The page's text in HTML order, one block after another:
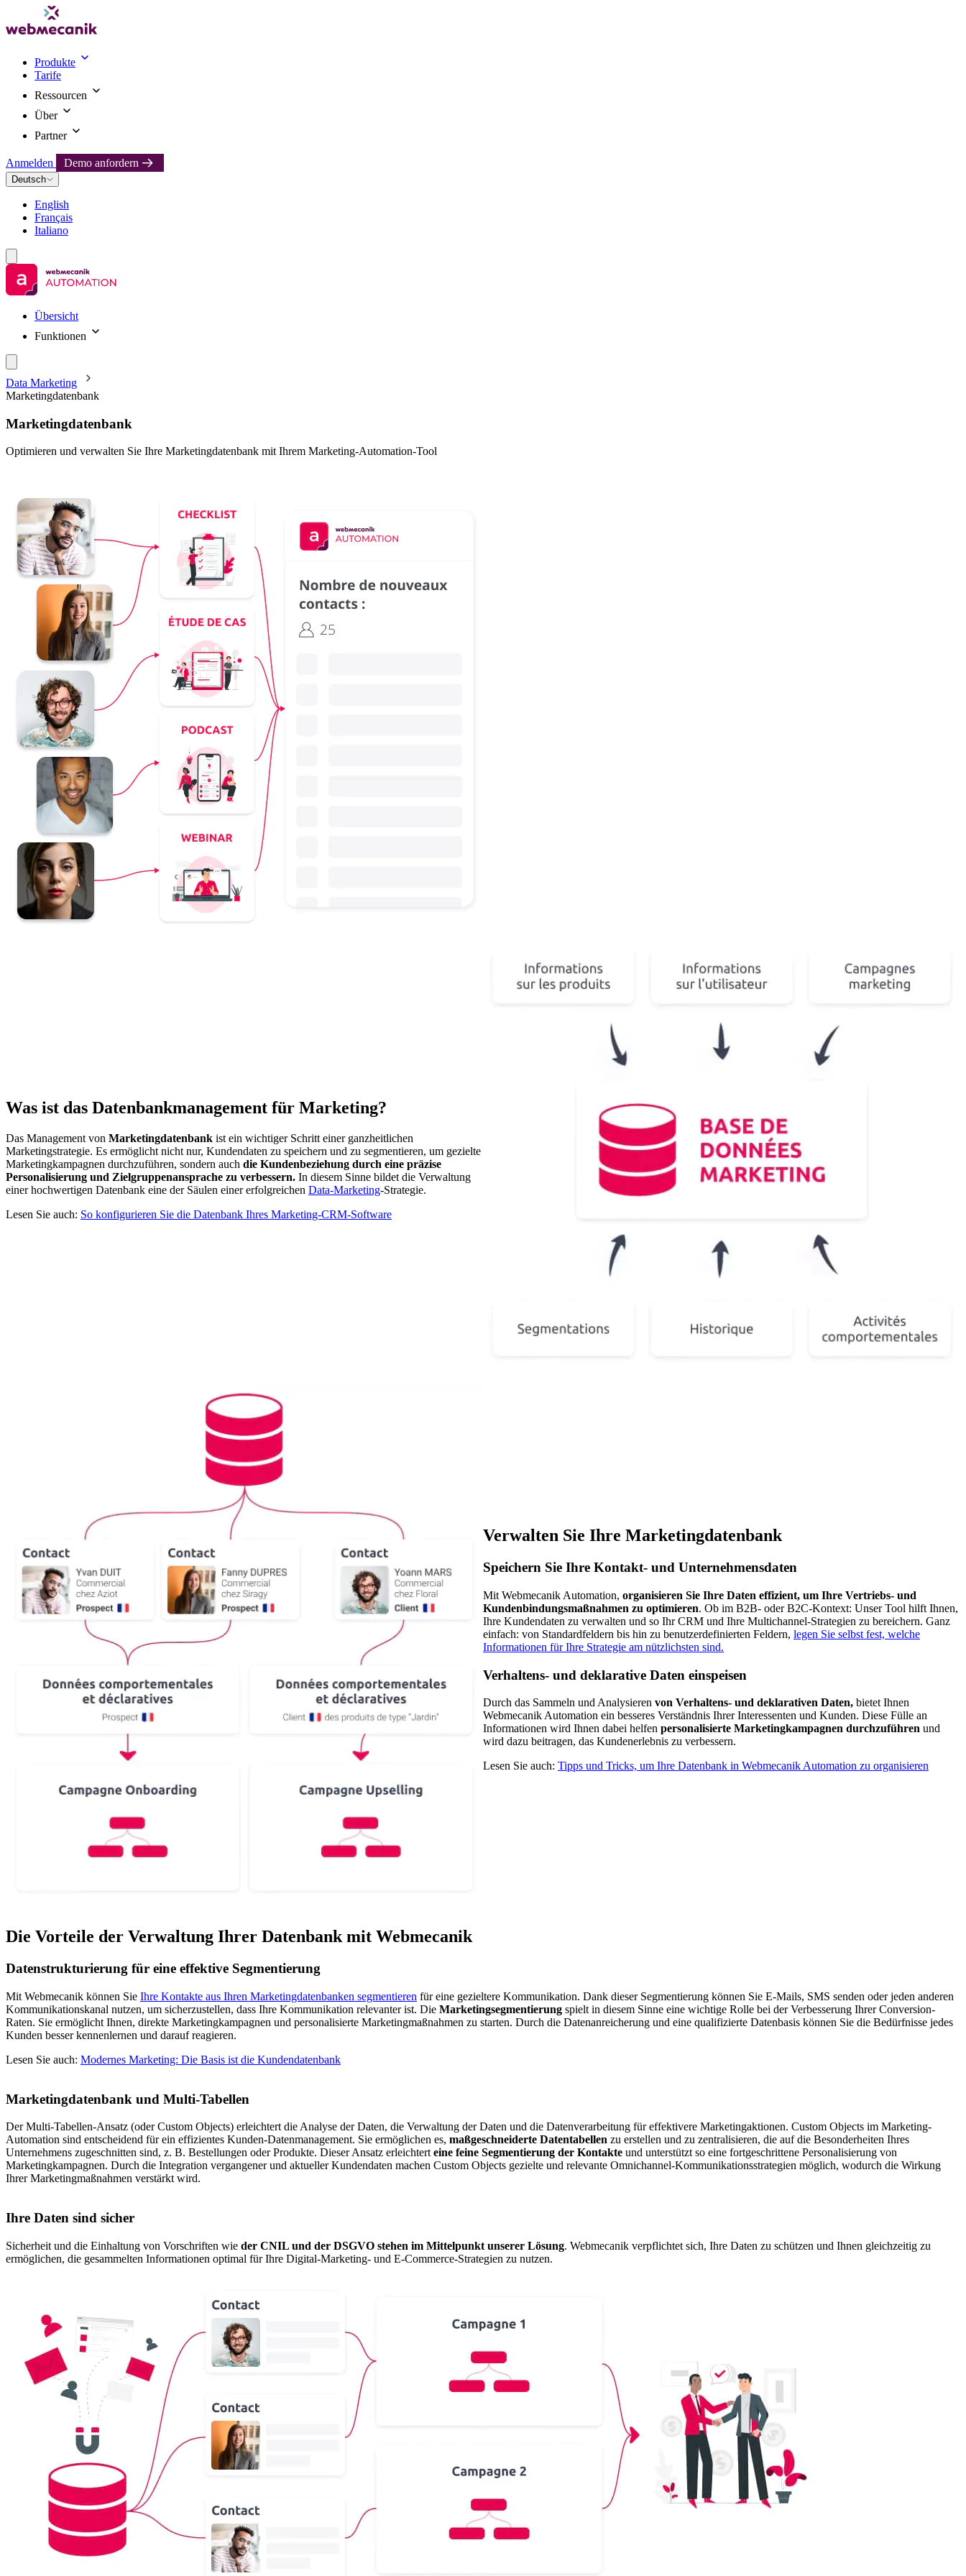
Produkte
Tarife
Ressourcen
Über
Partner
Anmelden Demo anfordern
Deutsch
English
Français
Italiano
Übersicht
Funktionen
Data Marketing
Marketingdatenbank
Marketingdatenbank
Optimieren und verwalten Sie Ihre Marketingdatenbank mit Ihrem Marketing-Automation-Tool
Was ist das Datenbankmanagement für Marketing?
Das Management von Marketingdatenbank ist ein wichtiger Schritt einer ganzheitlichen
Marketingstrategie. Es ermöglicht nicht nur, Kundendaten zu speichern und zu segmentieren, um gezielte
Marketingkampagnen durchzuführen, sondern auch die Kundenbeziehung durch eine präzise
Personalisierung und Zielgruppenansprache zu verbessern. In diesem Sinne bildet die Verwaltung
einer hochwertigen Datenbank eine der Säulen einer erfolgreichen Data-Marketing-Strategie.
Lesen Sie auch: So konfigurieren Sie die Datenbank Ihres Marketing-CRM-Software
Verwalten Sie Ihre Marketingdatenbank
Speichern Sie Ihre Kontakt- und Unternehmensdaten
Mit Webmecanik Automation, organisieren Sie Ihre Daten effizient, um Ihre Vertriebs- und
Kundenbindungsmaßnahmen zu optimieren. Ob im B2B- oder B2C-Kontext: Unser Tool hilft Ihnen,
Ihre Kundendaten zu verwalten und so Ihr CRM und Ihre Multichannel-Strategien zu bereichern. Ganz
einfach: von Standardfeldern bis hin zu benutzerdefinierten Feldern, legen Sie selbst fest, welche
Informationen für Ihre Strategie am nützlichsten sind.
Verhaltens- und deklarative Daten einspeisen
Durch das Sammeln und Analysieren von Verhaltens- und deklarativen Daten, bietet Ihnen
Webmecanik Automation ein besseres Verständnis Ihrer Interessenten und Kunden. Diese Fülle an
Informationen wird Ihnen dabei helfen personalisierte Marketingkampagnen durchzuführen und
wird dazu beitragen, das Kundenerlebnis zu verbessern.
Lesen Sie auch: Tipps und Tricks, um Ihre Datenbank in Webmecanik Automation zu organisieren
Die Vorteile der Verwaltung Ihrer Datenbank mit Webmecanik
Datenstrukturierung für eine effektive Segmentierung
Mit Webmecanik können Sie Ihre Kontakte aus Ihren Marketingdatenbanken segmentieren für eine gezieltere Kommunikation. Dank dieser Segmentierung können Sie E-Mails, SMS senden oder jeden anderen
Kommunikationskanal nutzen, um sicherzustellen, dass Ihre Kommunikation relevanter ist. Die Marketingsegmentierung spielt in diesem Sinne eine wichtige Rolle bei der Verbesserung Ihrer Conversion-
Raten. Sie ermöglicht Ihnen, direkte Marketingkampagnen und personalisierte Marketingmaßnahmen zu starten. Durch die Datenanreicherung und eine qualifizierte Datenbasis können Sie die Bedürfnisse jedes
Kunden besser kennenlernen und darauf reagieren.
Lesen Sie auch: Modernes Marketing: Die Basis ist die Kundendatenbank
Marketingdatenbank und Multi-Tabellen
Der Multi-Tabellen-Ansatz (oder Custom Objects) erleichtert die Analyse der Daten, die Verwaltung der Daten und die Datenverarbeitung für effektivere Marketingaktionen. Custom Objects im Marketing-
Automation sind entscheidend für ein effizientes Kunden-Datenmanagement. Sie ermöglichen es, maßgeschneiderte Datentabellen zu erstellen und zu zentralisieren, die auf die Besonderheiten Ihres
Unternehmens zugeschnitten sind, z. B. Bestellungen oder Produkte. Dieser Ansatz erleichtert eine feine Segmentierung der Kontakte und unterstützt so eine fortgeschrittene Personalisierung von
Marketingkampagnen. Durch die Integration vergangener und aktueller Kundendaten machen Custom Objects gezielte und relevante Omnichannel-Kommunikationsstrategien möglich, wodurch die Wirkung
Ihrer Marketingmaßnahmen verstärkt wird.
Ihre Daten sind sicher
Sicherheit und die Einhaltung von Vorschriften wie der CNIL und der DSGVO stehen im Mittelpunkt unserer Lösung. Webmecanik verpflichtet sich, Ihre Daten zu schützen und Ihnen gleichzeitig zu
ermöglichen, die gesammelten Informationen optimal für Ihre Digital-Marketing- und E-Commerce-Strategien zu nutzen.